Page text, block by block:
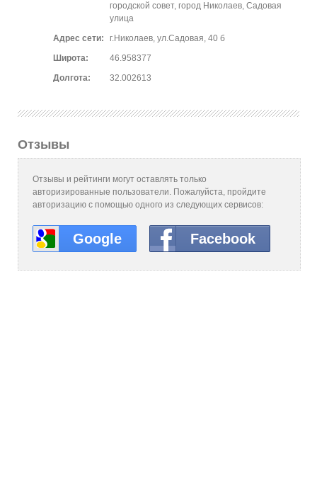
городской совет, город Николаев, Садовая
улица
Адрес сети:
г.Николаев, ул.Садовая, 40 б
Широта:
46.958377
Долгота:
32.002613
Отзывы
Отзывы и рейтинги могут оставлять только
авторизированные пользователи. Пожалуйста, пройдите
авторизацию с помощью одного из следующих сервисов:
Google Facebook